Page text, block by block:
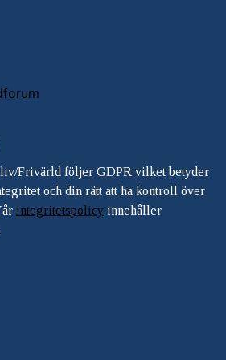
Frivärld följer GDPR vilket betyder
och din rätt att ha kontroll över
integritetspolicy innehåller